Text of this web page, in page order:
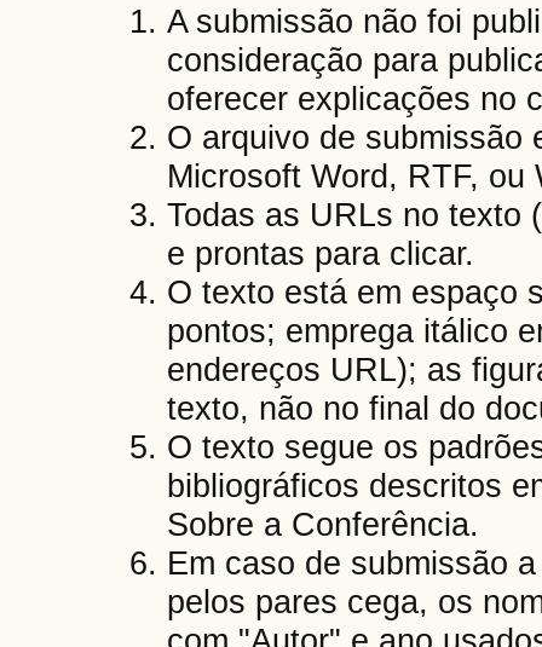
A submissão não foi
consideração para
oferecer explicações no
O arquivo de submissão
Microsoft Word, RTF, ou
Todas as URLs no texto
e prontas para clicar.
O texto está em espaço
pontos; emprega itálico
endereços URL); as
texto, não no final do
O texto segue os
bibliográficos descritos
Sobre a Conferência.
Em caso de submissão
pelos pares cega, os